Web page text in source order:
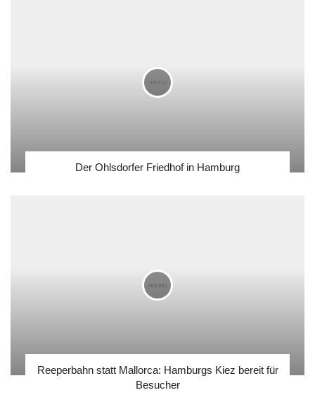
Der Ohlsdorfer Friedhof in Hamburg
Reeperbahn statt Mallorca: Hamburgs Kiez bereit für
Besucher